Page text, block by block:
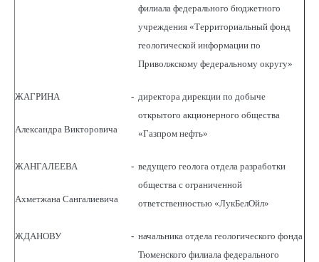
филиала федерального бюджетного
учреждения «Территориальный фонд
геологической информации по
Приволжскому федеральному округу»
ЖАГРИНА
Александра Викторовича
- директора дирекции по добыче
открытого акционерного общества
«Газпром нефть»
ЖАНГАЛЕЕВА
Ахметжана Сангалиевича
- ведущего геолога отдела разработки
общества с ограниченной
ответственностью «ЛукБелОйл»
ЖДАНОВУ - начальника отдела геологического фонда
Тюменского филиала федерального